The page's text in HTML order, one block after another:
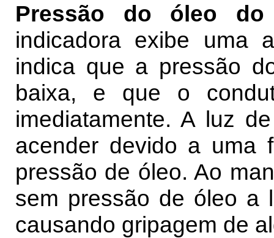
Pressão do óleo do
indicadora exibe uma
indica que a pressão
baixa, e que o
imediatamente. A luz
acender devido a uma
pressão de óleo. Ao
sem pressão de óleo a
causando gripagem de